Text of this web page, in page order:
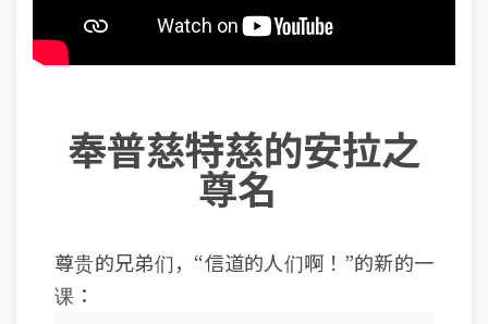
奉普慈特慈的安拉之
尊名
尊贵的兄弟们，“信道的人们啊！”的新的一
课：